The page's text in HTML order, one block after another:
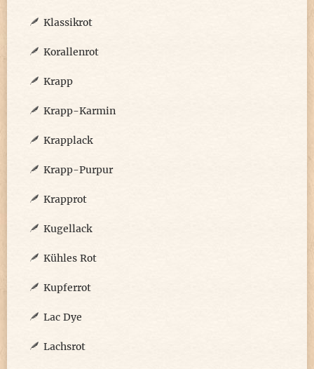
Klassikrot
Korallenrot
Krapp
Krapp-Karmin
Krapplack
Krapp-Purpur
Krapprot
Kugellack
Kühles Rot
Kupferrot
Lac Dye
Lachsrot